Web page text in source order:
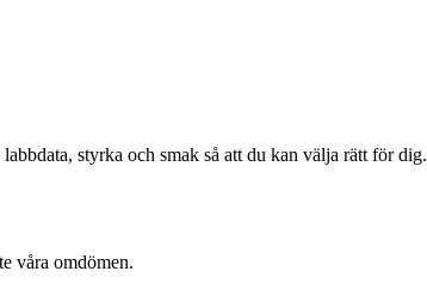
styrka och smak så att du kan välja rätt för dig.
våra omdömen.